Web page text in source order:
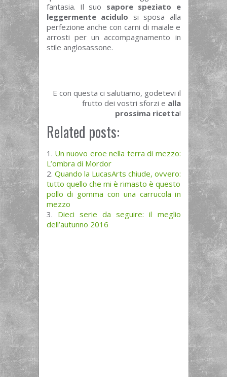
fantasia. Il suo sapore speziato e
leggermente acidulo si sposa alla
perfezione anche con carni di maiale e
arrosti per un accompagnamento in
stile anglosassone.
E con questa ci salutiamo, godetevi il
frutto dei vostri sforzi e alla
prossima ricetta!
Related posts:
Un nuovo eroe nella terra di mezzo:
L’ombra di Mordor
Quando la LucasArts chiude, ovvero:
tutto quello che mi è rimasto è questo
pollo di gomma con una carrucola in
mezzo
Dieci serie da seguire: il meglio
dell’autunno 2016